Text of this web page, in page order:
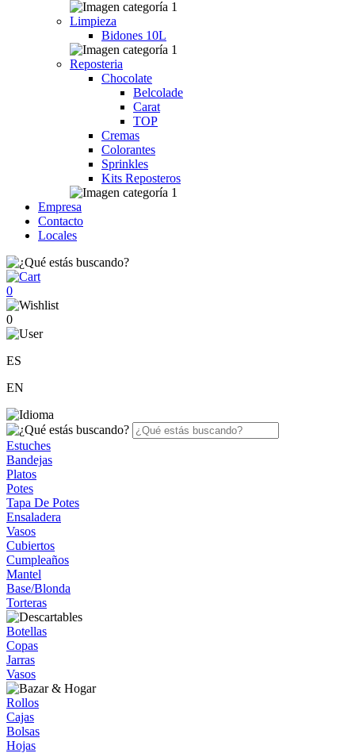
Limpieza
Bidones 10L
Reposteria
Chocolate
Belcolade
Carat
TOP
Cremas
Colorantes
Sprinkles
Kits Reposteros
Empresa
Contacto
Locales
0
0
ES
EN
Estuches
Bandejas
Platos
Potes
Tapa De Potes
Ensaladera
Vasos
Cubiertos
Cumpleaños
Mantel
Base/Blonda
Torteras
Botellas
Copas
Jarras
Vasos
Rollos
Cajas
Bolsas
Hojas